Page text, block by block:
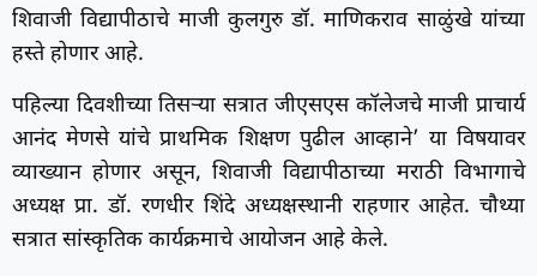
शिवाजी विद्यापीठाचे माजी कुलगुरु डॉ. माणिकराव साळुंखे यांच्या
हस्ते होणार आहे.
पहिल्या दिवशीच्या तिसऱ्या सत्रात जीएसएस कॉलेजचे माजी प्राचार्य
आनंद मेणसे यांचे प्राथमिक शिक्षण पुढील आव्हाने’ या विषयावर
व्याख्यान होणार असून, शिवाजी विद्यापीठाच्या मराठी विभागाचे
अध्यक्ष प्रा. डॉ. रणधीर शिंदे अध्यक्षस्थानी राहणार आहेत. चौथ्या
सत्रात सांस्कृतिक कार्यक्रमाचे आयोजन आहे केले.